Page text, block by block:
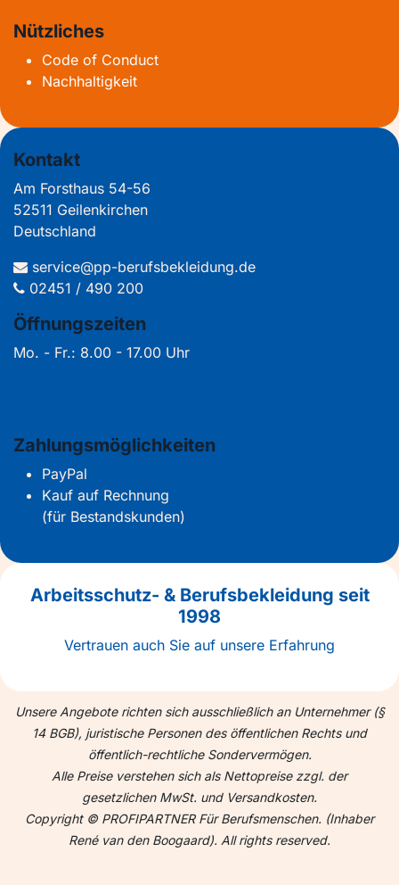
Nützliches
Code of Conduct
Nachhaltigkeit
Kontakt
Am Forsthaus 54-56
52511 Geilenkirchen
Deutschland
service@pp-berufsbekleidung.de
02451 / 490 200
Öffnungszeiten
Mo. - Fr.: 8.00 - 17.00 Uhr
Zahlungsmöglichkeiten
PayPal
Kauf auf Rechnung
(für Bestandskunden)
Arbeitsschutz- & Berufsbekleidung seit
1998
Vertrauen auch Sie auf unsere Erfahrung
Unsere Angebote richten sich ausschließlich an Unternehmer (§
14 BGB), juristische Personen des öffentlichen Rechts und
öffentlich-rechtliche Sondervermögen.
Alle Preise verstehen sich als Nettopreise zzgl. der
gesetzlichen MwSt. und Versandkosten.
Copyright © PROFIPARTNER Für Berufsmenschen. (Inhaber
René van den Boogaard). All rights reserved.